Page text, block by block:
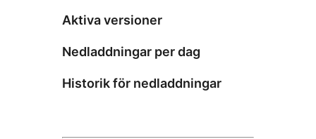
Aktiva versioner
Nedladdningar per dag
Historik för nedladdningar